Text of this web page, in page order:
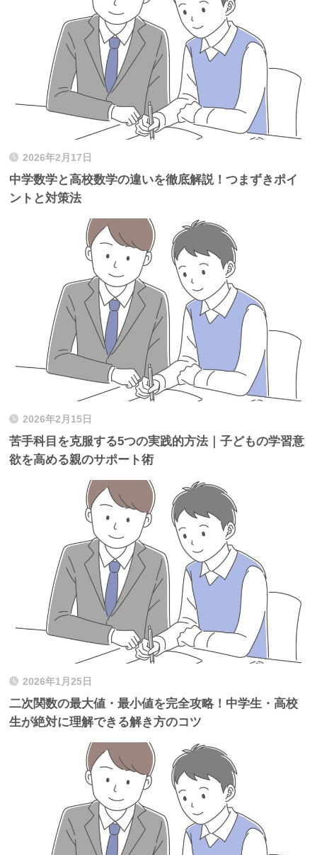
2026年2月17日
中学数学と高校数学の違いを徹底解説！つまずきポイ
ントと対策法
2026年2月15日
苦手科目を克服する5つの実践的方法｜子どもの学習意
欲を高める親のサポート術
2026年1月25日
二次関数の最大値・最小値を完全攻略！中学生・高校
生が絶対に理解できる解き方のコツ